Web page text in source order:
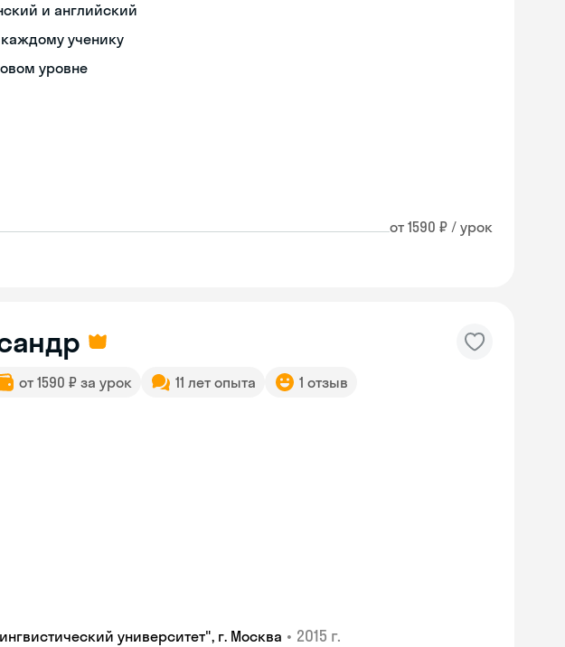
и английский
ученику
уровне
от 1590 ₽ / урок
от 1590 ₽ за урок 11 лет опыта 1 отзыв
университет", г. Москва • 2015 г.